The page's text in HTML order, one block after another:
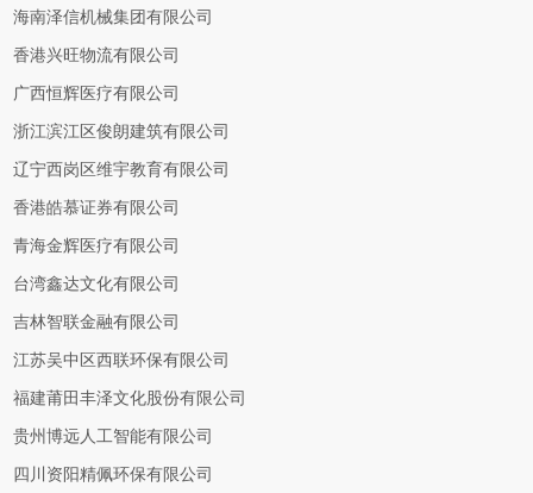
海南泽信机械集团有限公司
香港兴旺物流有限公司
广西恒辉医疗有限公司
浙江滨江区俊朗建筑有限公司
辽宁西岗区维宇教育有限公司
香港皓慕证券有限公司
青海金辉医疗有限公司
台湾鑫达文化有限公司
吉林智联金融有限公司
江苏吴中区西联环保有限公司
福建莆田丰泽文化股份有限公司
贵州博远人工智能有限公司
四川资阳精佩环保有限公司